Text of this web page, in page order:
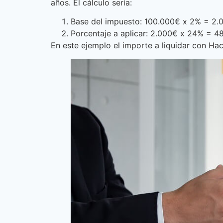
años. El cálculo sería:
Base del impuesto: 100.000€ x 2% =
Porcentaje a aplicar: 2.000€ x 24% =
En este ejemplo el importe a liquidar con